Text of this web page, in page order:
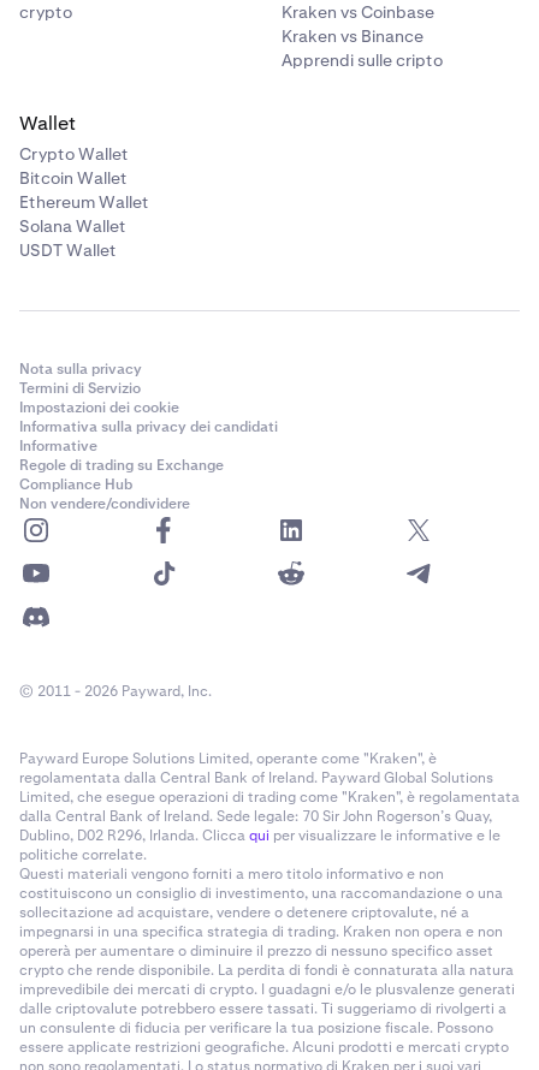
crypto
Kraken vs Coinbase
Kraken vs Binance
Apprendi sulle cripto
Wallet
Crypto Wallet
Bitcoin Wallet
Ethereum Wallet
Solana Wallet
USDT Wallet
Nota sulla privacy
Termini di Servizio
Impostazioni dei cookie
Informativa sulla privacy dei candidati
Informative
Regole di trading su Exchange
Compliance Hub
Non vendere/condividere
© 2011 - 2026 Payward, Inc.
Payward Europe Solutions Limited, operante come "Kraken", è
regolamentata dalla Central Bank of Ireland. Payward Global Solutions
Limited, che esegue operazioni di trading come "Kraken", è regolamentata
dalla Central Bank of Ireland. Sede legale: 70 Sir John Rogerson’s Quay,
Dublino, D02 R296, Irlanda. Cliccaqui per visualizzare le informative e le
politiche correlate.
Questi materiali vengono forniti a mero titolo informativo e non
costituiscono un consiglio di investimento, una raccomandazione o una
sollecitazione ad acquistare, vendere o detenere criptovalute, né a
impegnarsi in una specifica strategia di trading. Kraken non opera e non
opererà per aumentare o diminuire il prezzo di nessuno specifico asset
crypto che rende disponibile. La perdita di fondi è connaturata alla natura
imprevedibile dei mercati di crypto. I guadagni e/o le plusvalenze generati
dalle criptovalute potrebbero essere tassati. Ti suggeriamo di rivolgerti a
un consulente di fiducia per verificare la tua posizione fiscale. Possono
essere applicate restrizioni geografiche. Alcuni prodotti e mercati crypto